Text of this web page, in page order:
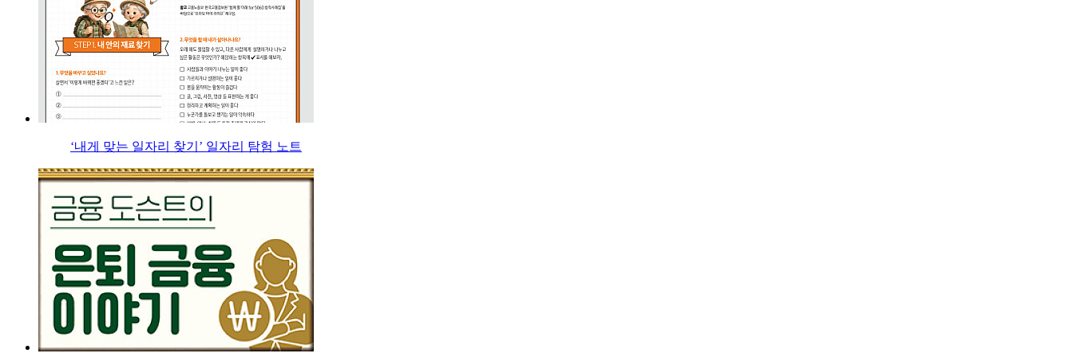
‘내게 맞는 일자리 찾기’ 일자리 탐험 노트